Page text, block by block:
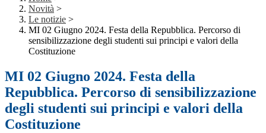
Novità >
Le notizie >
MI 02 Giugno 2024. Festa della Repubblica. Percorso di
sensibilizzazione degli studenti sui principi e valori della
Costituzione
MI 02 Giugno 2024. Festa della
Repubblica. Percorso di sensibilizzazione
degli studenti sui principi e valori della
Costituzione